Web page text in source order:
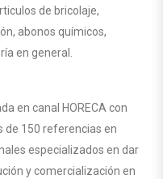
de bricolaje,
abonos químicos,
en general.
en canal HORECA con
de 150 referencias en
especializados en dar
y comercialización en